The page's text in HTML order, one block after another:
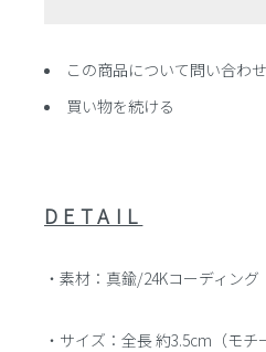
この商品について問い合わ
買い物を続ける
DETAIL
・素材：真鍮/24Kコーディング
・サイズ：全長 約3.5cm（モ